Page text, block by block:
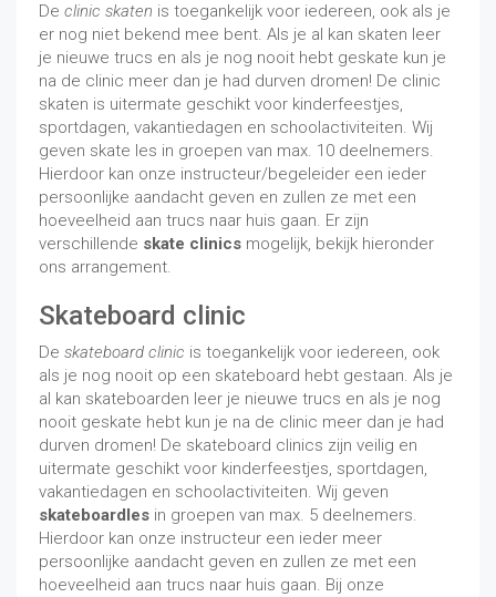
De clinic skaten is toegankelijk voor iedereen, ook als je
er nog niet bekend mee bent. Als je al kan skaten leer
je nieuwe trucs en als je nog nooit hebt geskate kun je
na de clinic meer dan je had durven dromen! De clinic
skaten is uitermate geschikt voor kinderfeestjes,
sportdagen, vakantiedagen en schoolactiviteiten. Wij
geven skate les in groepen van max. 10 deelnemers.
Hierdoor kan onze instructeur/begeleider een ieder
persoonlijke aandacht geven en zullen ze met een
hoeveelheid aan trucs naar huis gaan. Er zijn
verschillende skate clinics mogelijk, bekijk hieronder
ons arrangement.
Skateboard clinic
De skateboard clinic is toegankelijk voor iedereen, ook
als je nog nooit op een skateboard hebt gestaan. Als je
al kan skateboarden leer je nieuwe trucs en als je nog
nooit geskate hebt kun je na de clinic meer dan je had
durven dromen! De skateboard clinics zijn veilig en
uitermate geschikt voor kinderfeestjes, sportdagen,
vakantiedagen en schoolactiviteiten. Wij geven
skateboardles in groepen van max. 5 deelnemers.
Hierdoor kan onze instructeur een ieder meer
persoonlijke aandacht geven en zullen ze met een
hoeveelheid aan trucs naar huis gaan. Bij onze